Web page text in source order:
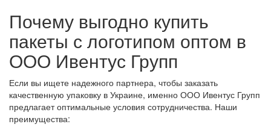
Почему выгодно купить
пакеты с логотипом оптом в
ООО Ивентус Групп
Если вы ищете надежного партнера, чтобы заказать
качественную упаковку в Украине, именно ООО Ивентус Групп
предлагает оптимальные условия сотрудничества. Наши
преимущества: